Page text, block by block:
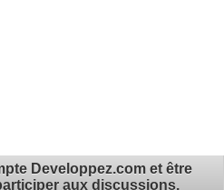
Developpez.com et être
aux discussions.